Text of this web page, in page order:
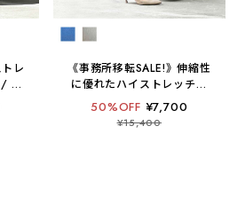
レ
セ
本
《事務所移転SALE!》伸縮性
に優れたハイストレッチの
テーパードパンツ【 日本製
/ 手洗い可 】
50%OFF ¥7,700
¥15,400